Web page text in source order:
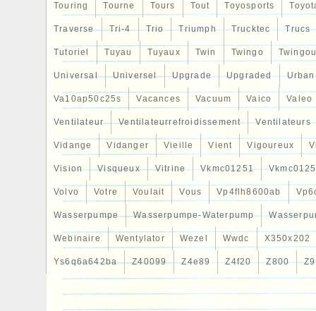
Touring Tourne Tours Tout Toyosports
Traverse Tri-4 Trio Triumph Trucktec Trucs
Tutoriel Tuyau Tuyaux Twin Twingo
Universal Universel Upgrade Upgraded Urban
Va10ap50c25s Vacances Vacuum Vaico Valeo
Ventilateur Ventilateurrefroidissement Ventilateurs
Vidange Vidanger Vieille Vient Vigoureux
Vision Visqueux Vitrine Vkmc01251
Volvo Votre Voulait Vous Vp4flh8600ab
Wasserpumpe Wasserpumpe-Waterpump
Webinaire Wentylator Wezel Wwdc X350x202
Ys6q6a642ba Z40099 Z4e89 Z4f20 Z800